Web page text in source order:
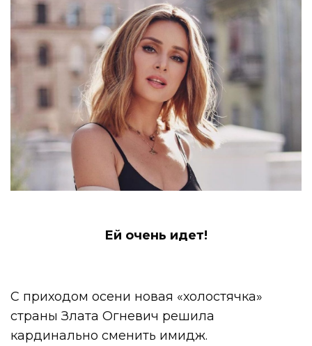
Ей очень идет!
С приходом осени новая «холостячка»
страны Злата Огневич решила
кардинально сменить имидж.